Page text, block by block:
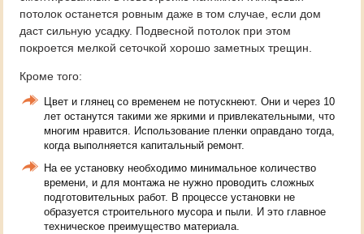
потолок останется ровным даже в том случае, если дом
даст сильную усадку. Подвесной потолок при этом
покроется мелкой сеточкой хорошо заметных трещин.
Кроме того:
Цвет и глянец со временем не потускнеют. Они и через 10
лет останутся такими же яркими и привлекательными, что
многим нравится. Использование пленки оправдано тогда,
когда выполняется капитальный ремонт.
На ее установку необходимо минимальное количество
времени, и для монтажа не нужно проводить сложных
подготовительных работ. В процессе установки не
образуется строительного мусора и пыли. И это главное
техническое преимущество материала.